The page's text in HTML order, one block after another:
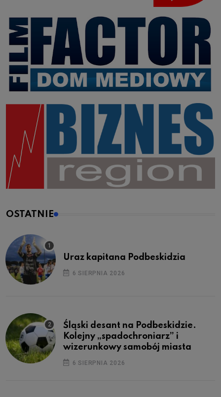
OSTATNIE
Uraz kapitana Podbeskidzia
6 SIERPNIA 2026
Śląski desant na Podbeskidzie.
Kolejny „spadochroniarz” i
wizerunkowy samobój miasta
6 SIERPNIA 2026